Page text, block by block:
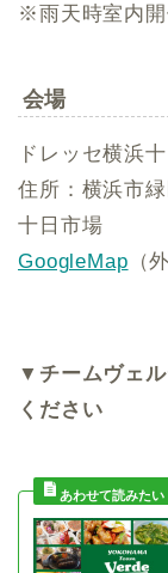
※雨天時室内開
会場
ドレッセ横浜
住所：横浜市
十日市場
GoogleMap （
▼チームヴェ
ください